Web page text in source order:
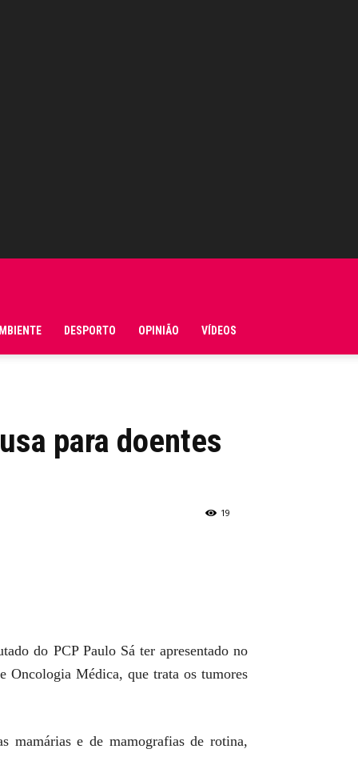
DESPORTO OPINIÃO VÍDEOS
para doentes
19
do PCP Paulo Sá ter apresentado no
Oncologia Médica, que trata os tumores
mamárias e de mamografias de rotina,